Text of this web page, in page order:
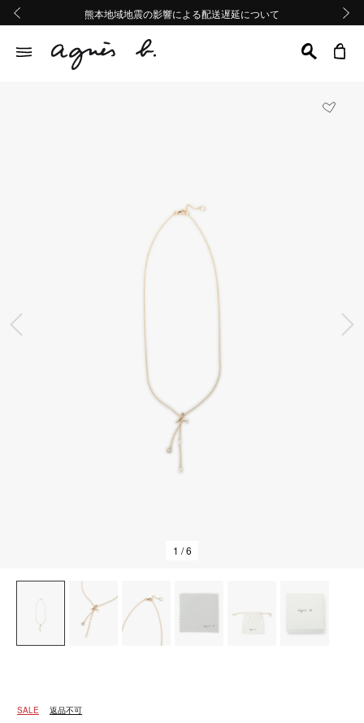
熊本地域地震の影響による配送遅延について
Summer Sale 2buy10%OFF!!
熊本地域地震の影響による配送遅延について
Summer Sale 2buy10%OFF!!
前の画像
1 / 6
SALE 返品不可